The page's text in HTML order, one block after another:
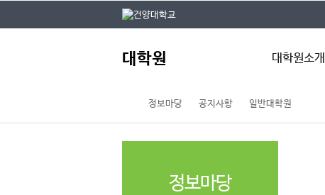
대학원 대학원소개
대학원 개요
대학원장 인사말
전체 학과현황
정보마당 공지사항 일반대학원
정보마당